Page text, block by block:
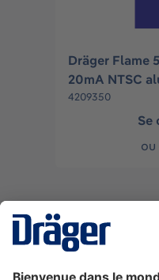
Dräger Flame
20mA NTSC
4209350
Se
ou